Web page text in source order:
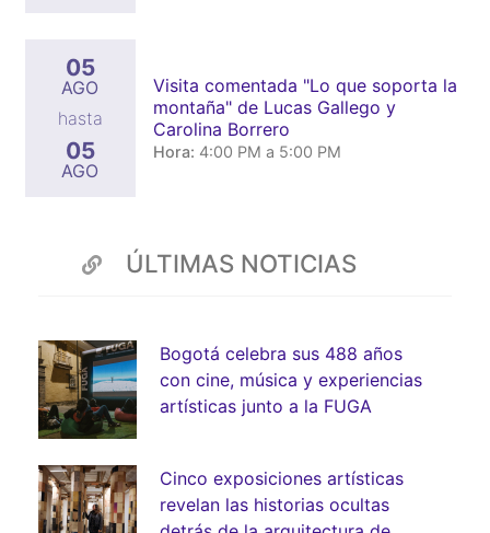
05
AGO
hasta
05
AGO
Visita comentada "Lo que soporta la
montaña" de Lucas Gallego y
Carolina Borrero
Hora: 4:00 PM a 5:00 PM
ÚLTIMAS NOTICIAS
Bogotá celebra sus 488 años
con cine, música y experiencias
artísticas junto a la FUGA
Cinco exposiciones artísticas
revelan las historias ocultas